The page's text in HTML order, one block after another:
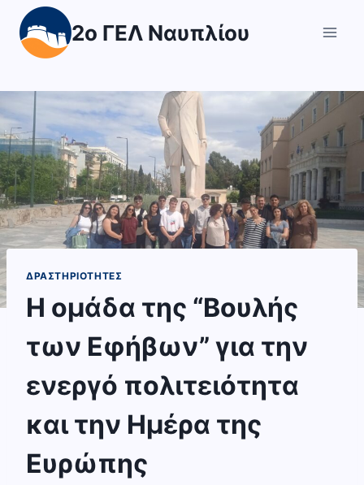
content
2ο ΓΕΛ Ναυπλίου
ΔΡΑΣΤΗΡΙΌΤΗΤΕΣ
Η ομάδα της “Βουλής
των Εφήβων” για την
ενεργό πολιτειότητα
και την Ημέρα της
Ευρώπης